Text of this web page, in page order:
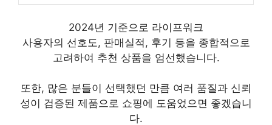
2024년 기준으로 라이프워크
사용자의 선호도, 판매실적, 후기 등을 종합적으로
고려하여 추천 상품을 엄선했습니다.
또한, 많은 분들이 선택했던 만큼 여러 품질과 신뢰
성이 검증된 제품으로 쇼핑에 도움었으면 좋겠습니
다.